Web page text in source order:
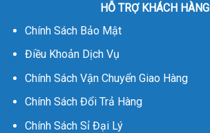
HỖ TRỢ KHÁCH HÀNG
Chính Sách Bảo Mật
Điều Khoản Dịch Vụ
Chính Sách Vận Chuyển Giao Hàng
Chính Sách Đổi Trả Hàng
Chính Sách Sỉ Đại Lý